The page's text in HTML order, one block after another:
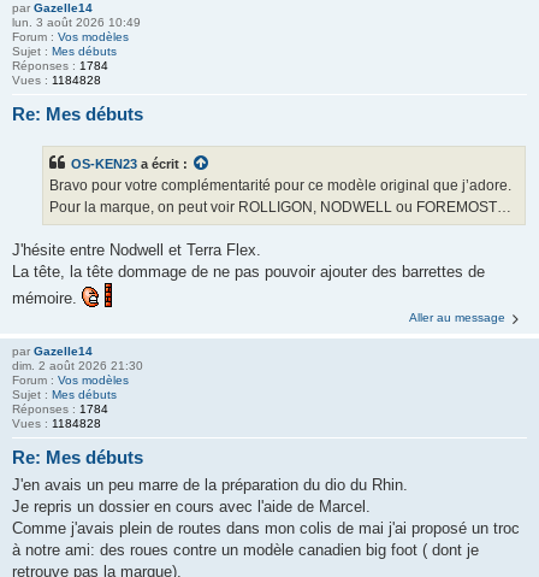
par Gazelle14
lun. 3 août 2026 10:49
Forum : Vos modèles
Sujet : Mes débuts
Réponses : 1784
Vues : 1184828
Re: Mes débuts
OS-KEN23 a écrit :
Bravo pour votre complémentarité pour ce modèle original que j’adore.
Pour la marque, on peut voir ROLLIGON, NODWELL ou FOREMOST…
J'hésite entre Nodwell et Terra Flex.
La tête, la tête dommage de ne pas pouvoir ajouter des barrettes de
mémoire.
Aller au message
par Gazelle14
dim. 2 août 2026 21:30
Forum : Vos modèles
Sujet : Mes débuts
Réponses : 1784
Vues : 1184828
Re: Mes débuts
J'en avais un peu marre de la préparation du dio du Rhin.
Je repris un dossier en cours avec l'aide de Marcel.
Comme j'avais plein de routes dans mon colis de mai j'ai proposé un troc
à notre ami: des roues contre un modèle canadien big foot ( dont je
retrouve pas la marque).